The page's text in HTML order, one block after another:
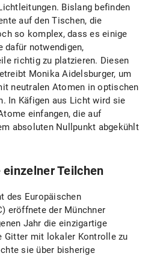
Bislang befinden
auf den Tischen, die
so komplex, dass es einige
dafür notwendigen,
richtig zu platzieren. Diesen
Monika Aidelsburger, um
neutralen Atomen in optischen
In Käfigen aus Licht wird sie
einfangen, die auf
absoluten Nullpunkt abgekühlt
Teilchen
des Europäischen
eröffnete der Münchner
Jahr die einzigartige
Gitter mit lokaler Kontrolle zu
sie über bisherige